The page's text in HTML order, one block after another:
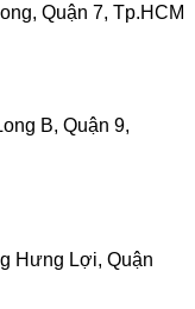
Quận 7, Tp.HCM
B, Quận 9,
Hưng Lợi, Quận